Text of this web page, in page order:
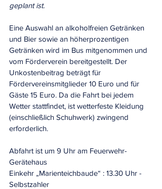
geplant ist.
Eine Auswahl an alkoholfreien Getränken
und Bier sowie an höherprozentigen
Getränken wird im Bus mitgenommen und
vom Förderverein bereitgestellt. Der
Unkostenbeitrag beträgt für
Fördervereinsmitglieder 10 Euro und für
Gäste 15 Euro. Da die Fahrt bei jedem
Wetter stattfindet, ist wetterfeste Kleidung
(einschließlich Schuhwerk) zwingend
erforderlich.
Abfahrt ist um 9 Uhr am Feuerwehr-
Gerätehaus
Einkehr „Marienteichbaude“ : 13.30 Uhr -
Selbstzahler